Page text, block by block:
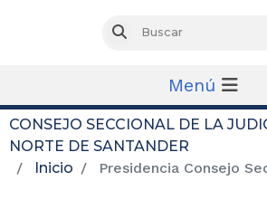
Buscar
Menú
CONSEJO SECCIONAL DE LA
NORTE DE SANTANDER
Inicio
Presidencia Consejo